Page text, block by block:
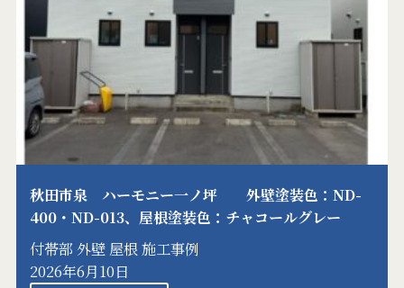
秋田市泉 ハーモニー一ノ坪 外壁塗装色：ND-
400・ND-013、屋根塗装色：チャコールグレー
付帯部 外壁 屋根 施工事例
2026年6月10日